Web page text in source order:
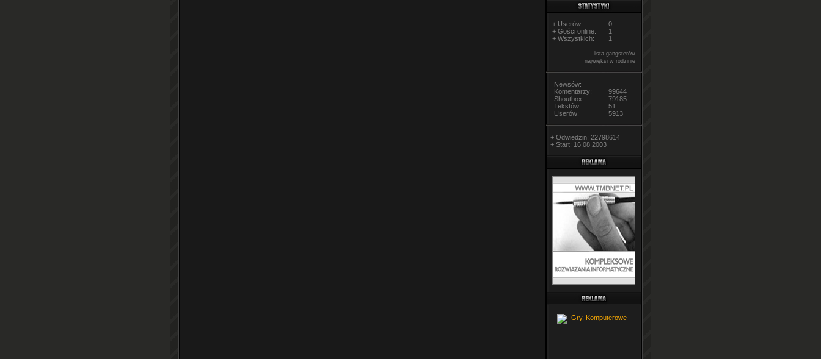
+ Userów:
0
+ Gości online:
1
+ Wszystkich:
1
lista gangsterów
najwięksi w rodzinie
Newsów:
Komentarzy:
99644
Shoutbox:
79185
Tekstów:
51
Userów:
5913
+ Odwiedzin: 22798614
+ Start: 16.08.2003